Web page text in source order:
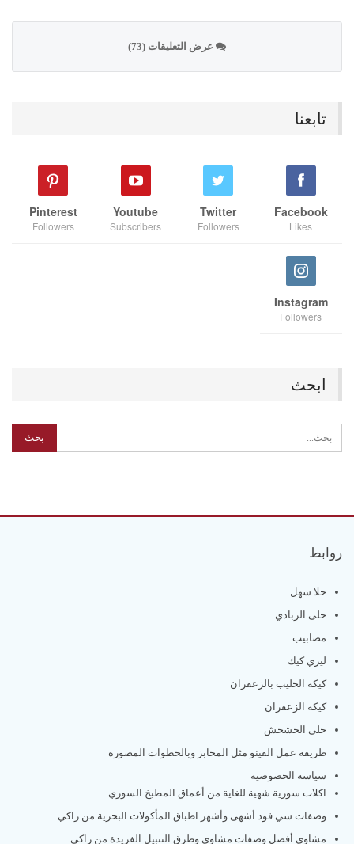
عرض التعليقات (73)
تابعنا
Facebook
Likes
Twitter
Followers
Youtube
Subscribers
Pinterest
Followers
Instagram
Followers
ابحث
روابط
حلا سهل
حلى الزبادي
مصابيب
ليزي كيك
كيكة الحليب بالزعفران
كيكة الزعفران
حلى الخشخش
طريقة عمل الفينو مثل المخابز وبالخطوات المصورة
سياسة الخصوصية
اكلات سورية شهية للغاية من أعماق المطبخ السوري
وصفات سي فود أشهى وأشهر اطباق المأكولات البحرية من زاكي
مشاوي أفضل وصفات مشاوي وطرق التتبيل الفريدة من زاكي